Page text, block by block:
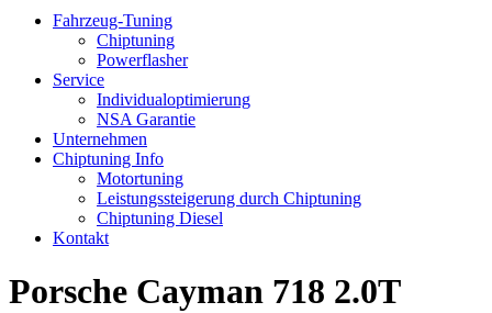
Fahrzeug-Tuning
Chiptuning
Powerflasher
Service
Individualoptimierung
NSA Garantie
Unternehmen
Chiptuning Info
Motortuning
Leistungssteigerung durch Chiptuning
Chiptuning Diesel
Kontakt
Porsche Cayman 718 2.0T